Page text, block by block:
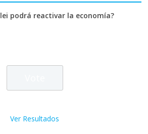
podrá reactivar la economía?
Ver Resultados